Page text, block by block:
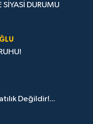
SİYASİ DURUMU
Değildir!...